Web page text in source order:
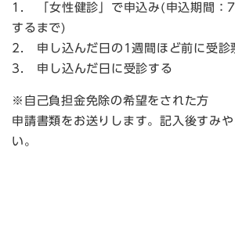
1． 「女性健診」で申込み(申込期間：
するまで)
2． 申し込んだ日の1週間ほど前に受診
3． 申し込んだ日に受診する
※自己負担金免除の希望をされた方
申請書類をお送りします。記入後すみ
い。